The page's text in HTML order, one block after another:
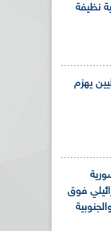
نظيفة
يهزم
فوق